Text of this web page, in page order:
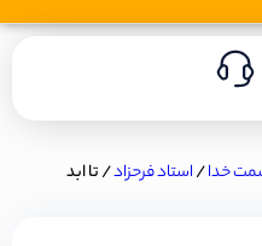
خدا/استاد فرحزاد/ تا ابد